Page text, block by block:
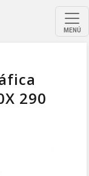
MENÚ
290